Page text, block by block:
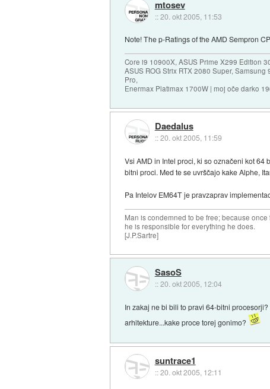
mtosev
::20. okt 2005, 11:53
Note! The p-Ratings of the AMD Sempron
Core i9 10900X, ASUS Prime X299 Edition
ASUS ROG Strix RTX 2080 Super, Samsung
Pro,
Enermax Platimax 1700W | moj oče darko
Daedalus
::20. okt 2005, 11:59
Vsi AMD in Intel proci, ki so označeni kot
bitni proci. Med te se uvrščajo kake Alphe,
Pa Intelov EM64T je pravzaprav
Man is condemned to be free; because once
he is responsible for everything he does.
[J.P.Sartre]
SasoS
::20. okt 2005, 12:04
In zakaj ne bi bili to pravi 64-bitni
arhitekture...kake proce torej gonimo?
suntrace1
::20. okt 2005, 12:11